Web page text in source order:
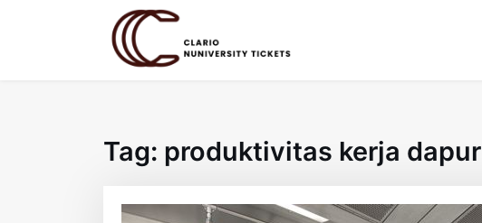
Tag: produktivitas kerja dapur